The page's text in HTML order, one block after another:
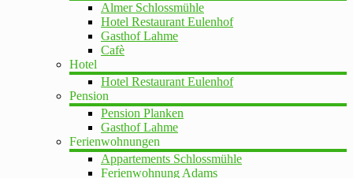
Almer Schlossmühle
Hotel Restaurant Eulenhof
Gasthof Lahme
Cafè
Hotel
Hotel Restaurant Eulenhof
Pension
Pension Planken
Gasthof Lahme
Ferienwohnungen
Appartements Schlossmühle
Ferienwohnung Adams